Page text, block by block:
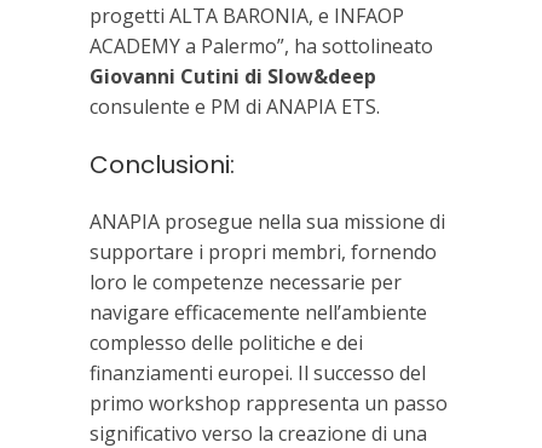
progetti ALTA BARONIA, e INFAOP
ACADEMY a Palermo”, ha sottolineato
Giovanni Cutini di Slow&deep
consulente e PM di ANAPIA ETS.
Conclusioni:
ANAPIA prosegue nella sua missione di
supportare i propri membri, fornendo
loro le competenze necessarie per
navigare efficacemente nell’ambiente
complesso delle politiche e dei
finanziamenti europei. Il successo del
primo workshop rappresenta un passo
significativo verso la creazione di una